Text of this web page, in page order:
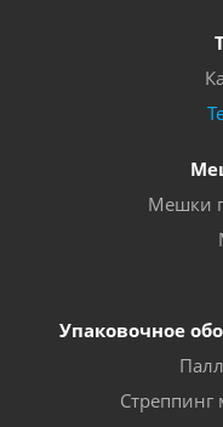
Мешки
Упаковочное